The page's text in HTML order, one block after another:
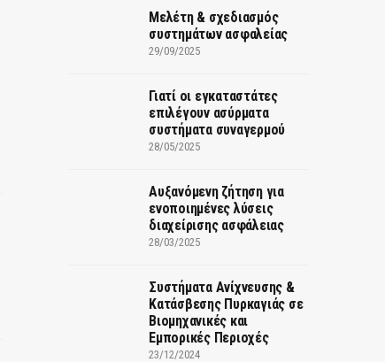
Μελέτη & σχεδιασμός
συστημάτων ασφαλείας
29/09/2025
Γιατί οι εγκαταστάτες
επιλέγουν ασύρματα
συστήματα συναγερμού
28/05/2025
Αυξανόμενη ζήτηση για
ενοποιημένες λύσεις
διαχείρισης ασφάλειας
28/03/2025
Συστήματα Ανίχνευσης &
Κατάσβεσης Πυρκαγιάς σε
Βιομηχανικές και
Εμπορικές Περιοχές
23/12/2024